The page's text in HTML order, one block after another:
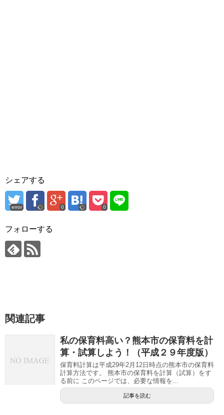
シェアする
error 0 0
フォローする
関連記事
私の保育料高い？熊本市の保育料を計
算・試算しよう！（平成２９年度版）
保育料計算は平成29年2月12日時点の熊本市の保育料
計算方法です。 熊本市の保育料を計算（試算）をす
る前に このページでは、必要な情報を...
記事を読む